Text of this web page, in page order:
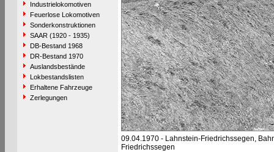
Industrielokomotiven
Feuerlose Lokomotiven
Sonderkonstruktionen
SAAR (1920 - 1935)
DB-Bestand 1968
DR-Bestand 1970
Auslandsbestände
Lokbestandslisten
Erhaltene Fahrzeuge
Zerlegungen
09.04.1970 - Lahnstein-Friedrichssegen,
Friedrichssegen